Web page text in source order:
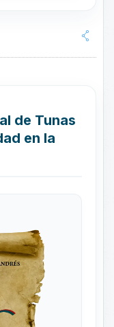
de Tunas
en la